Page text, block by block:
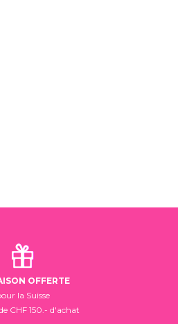
OFFERTE
la Suisse
CHF 150.- d'achat